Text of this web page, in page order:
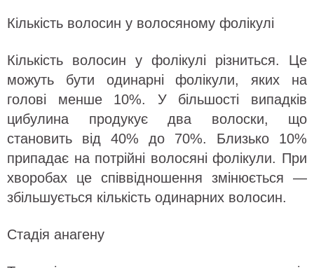
Кількість волосин у волосяному фолікулі
Кількість волосин у фолікулі різниться. Це
можуть бути одинарні фолікули, яких на
голові менше 10%. У більшості випадків
цибулина продукує два волоски, що
становить від 40% до 70%. Близько 10%
припадає на потрійні волосяні фолікули. При
хворобах це співвідношення змінюється —
збільшується кількість одинарних волосин.
Стадія анагену